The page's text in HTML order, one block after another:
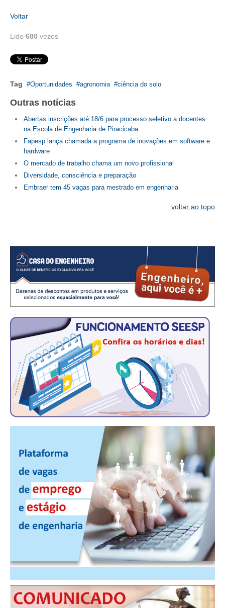
REVISÃO DE APOSENTADORIA
FGTS EXPURGOS
LEI 4.950-A/1966 – PISO SALARIAL
RES 1.002/2002 – CÓDIGO DE ÉTICA
OPORTUNIDADES
APRESENTAÇÃO
EMPREGO E ESTÁGIO
AUTÔNOMOS E SERVIÇOS
NEWSLETTER
GUIA DAS ENGENHARIAS
CONTATO
ENGENHEIRO EMPREENDEDOR
PLATAFORMAS GRATUITAS
BENEFÍCIOS
APOSENTADORIA
PLANO DE SAÚDE
SEESPPREV
Voltar
Lido 680 vezes
Tag Oportunidades agronomia ciência do solo
Outras notícias
Abertas inscrições até 18/6 para processo seletivo a docentes
na Escola de Engenharia de Piracicaba
Fapesp lança chamada a programa de inovações em software e
hardware
O mercado de trabalho chama um novo profissional
Diversidade, consciência e preparação
Embraer tem 45 vagas para mestrado em engenharia
voltar ao topo